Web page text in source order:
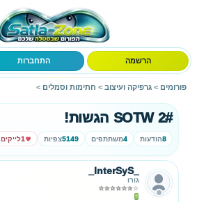
הרשמה התחברות
פורומים > גרפיקה ועיצוב > חתימות וסמלים >
SOTW 2# הגשות!
8הודעות 4משתתפים 5149צפיות 1לייקים
_InterSyS_
גורו